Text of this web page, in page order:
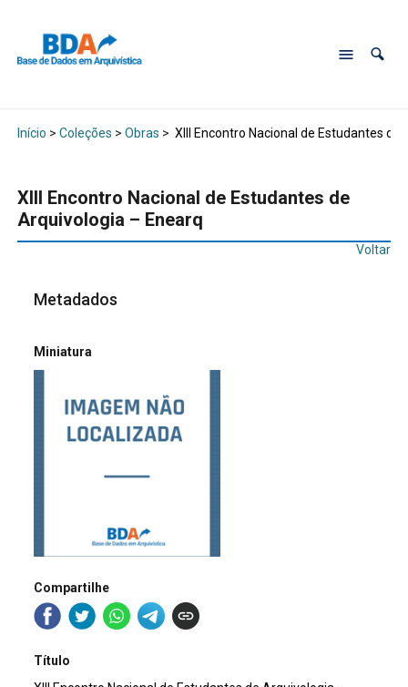
Início > Coleções > Obras > XIII Encontro Nacional de Estudantes de
XIII Encontro Nacional de Estudantes de
Arquivologia – Enearq
Voltar
Metadados
Miniatura
Compartilhe
Título